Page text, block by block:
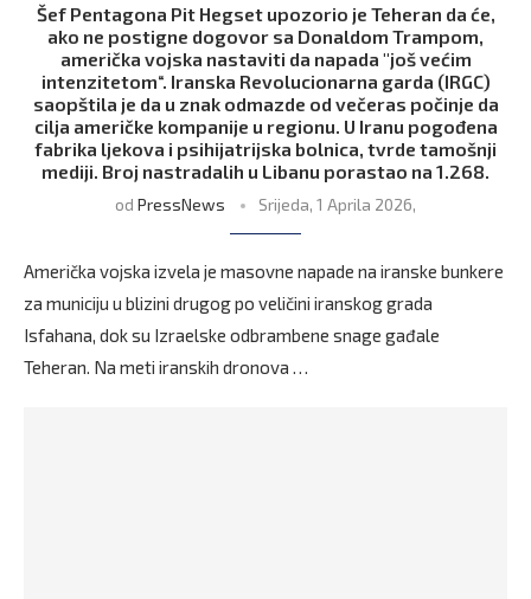
Šef Pentagona Pit Hegset upozorio je Teheran da će,
ako ne postigne dogovor sa Donaldom Trampom,
američka vojska nastaviti da napada "još većim
intenzitetom“. Iranska Revolucionarna garda (IRGC)
saopštila je da u znak odmazde od večeras počinje da
cilja američke kompanije u regionu. U Iranu pogođena
fabrika ljekova i psihijatrijska bolnica, tvrde tamošnji
mediji. Broj nastradalih u Libanu porastao na 1.268.
od PressNews Srijeda, 1 Aprila 2026,
Američka vojska izvela je masovne napade na iranske bunkere
za municiju u blizini drugog po veličini iranskog grada
Isfahana, dok su Izraelske odbrambene snage gađale
Teheran. Na meti iranskih dronova …